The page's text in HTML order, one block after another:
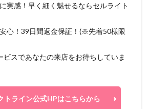
実感！早く細く魅せるならセルライト
心！39日間返金保証！(※先着50様限
ビスであなたの来店をお待ちしていま
トライン公式HPはこちらから